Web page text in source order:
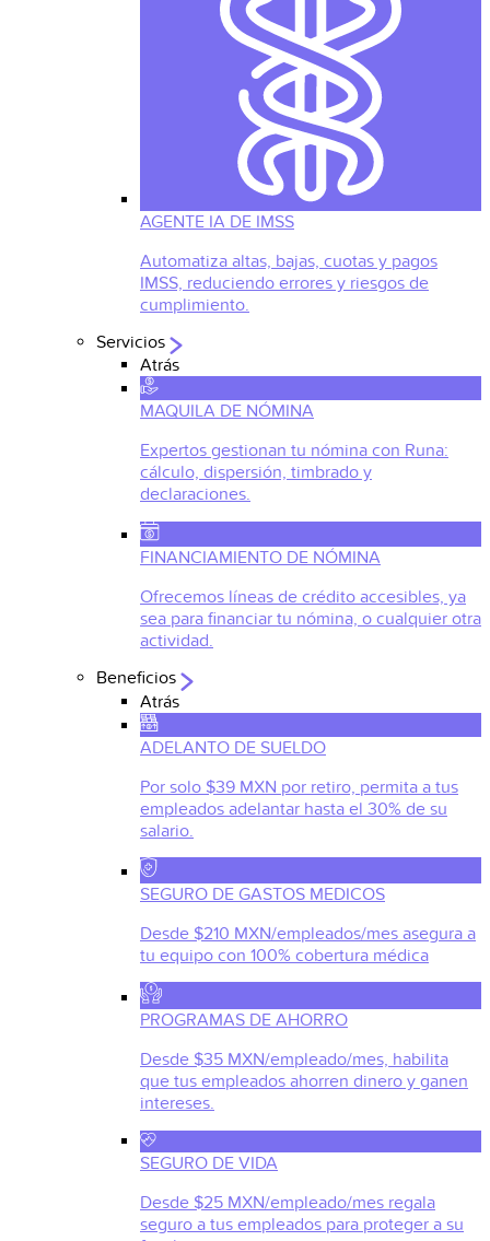
AGENTE IA DE IMSS
Automatiza altas, bajas, cuotas y pagos
IMSS, reduciendo errores y riesgos de
cumplimiento.
Servicios
Atrás
MAQUILA DE NÓMINA
Expertos gestionan tu nómina con Runa:
cálculo, dispersión, timbrado y
declaraciones.
FINANCIAMIENTO DE NÓMINA
Ofrecemos líneas de crédito accesibles, ya
sea para financiar tu nómina, o cualquier otra
actividad.
Beneficios
Atrás
ADELANTO DE SUELDO
Por solo $39 MXN por retiro, permita a tus
empleados adelantar hasta el 30% de su
salario.
SEGURO DE GASTOS MEDICOS
Desde $210 MXN/empleados/mes asegura a
tu equipo con 100% cobertura médica
PROGRAMAS DE AHORRO
Desde $35 MXN/empleado/mes, habilita
que tus empleados ahorren dinero y ganen
intereses.
SEGURO DE VIDA
Desde $25 MXN/empleado/mes regala
seguro a tus empleados para proteger a su